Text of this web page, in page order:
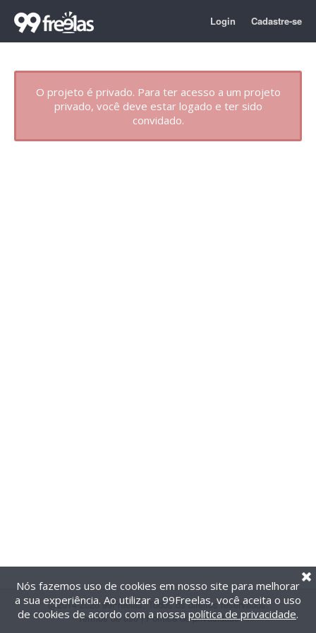
Login Cadastre-se
O projeto é privado. Para ter acesso a um projeto
privado, você deve estar logado e ter sido
convidado.
@2014-2026 99Freelas. Todos os direitos reservados.
Termos de uso| Política de privacidade
Nós fazemos uso de cookies em nosso site para melhorar
a sua experiência. Ao utilizar a 99Freelas, você aceita o uso
de cookies de acordo com a nossa política de privacidade.